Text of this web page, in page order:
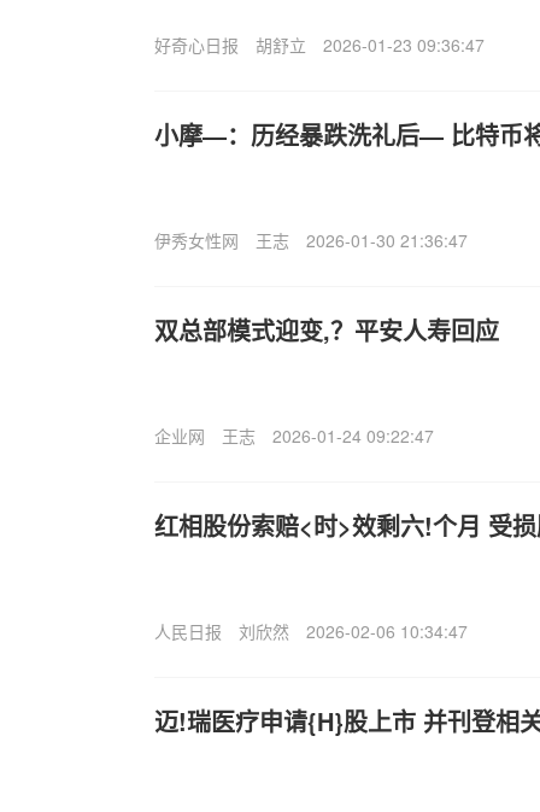
好奇心日报 胡舒立 2026-01-23 09:36:47
小摩—：历经暴跌洗礼后— 比特币
伊秀女性网 王志 2026-01-30 21:36:47
双总部模式迎变,？平安人寿回应
企业网 王志 2026-01-24 09:22:47
红相股份索赔<时>效剩六!个月 受
人民日报 刘欣然 2026-02-06 10:34:47
迈!瑞医疗申请{H}股上市 并刊登相